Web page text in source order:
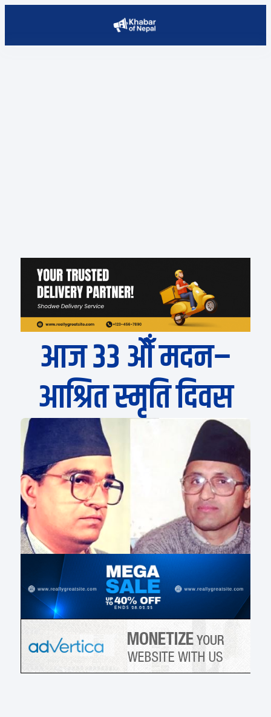
आज ३३ औँ मदन–
आश्रित स्मृति दिवस